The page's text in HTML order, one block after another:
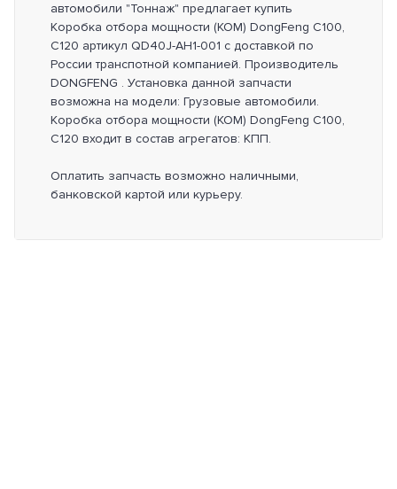
автомобили "Тоннаж" предлагает купить
Коробка отбора мощности (КОМ) DongFeng C100,
C120 артикул QD40J-AH1-001 с доставкой по
России транспотной компанией. Производитель
DONGFENG . Установка данной запчасти
возможна на модели: Грузовые автомобили.
Коробка отбора мощности (КОМ) DongFeng C100,
C120 входит в состав агрегатов: КПП.
Оплатить запчасть возможно наличными,
банковской картой или курьеру.